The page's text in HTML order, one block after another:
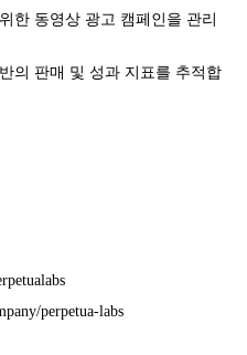
한 동영상 광고 캠페인을 관리
의 판매 및 성과 지표를 추적합
perpetua-labs